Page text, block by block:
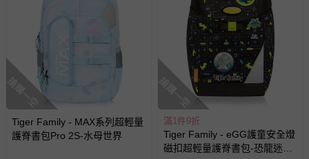
搶購一空
Tiger Family - MAX系列超輕量
護脊書包Pro 2S-水母世界
搶購一空
滿1件9折
Tiger Family - eGG護童安全燈
磁扣超輕量護脊書包-恐龍迷宮-